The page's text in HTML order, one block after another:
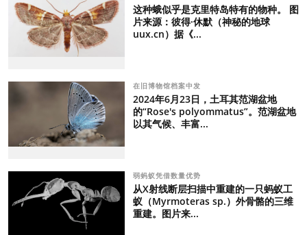
这种蛾似乎是克里特岛特有的物种。 图
片来源：彼得·休默（神秘的地球
uux.cn）据《...
在旧博物馆档案中发
2024年6月23日，土耳其范湖盆地
的“Rose's polyommatus”。范湖盆地
以其气候、丰富...
弱蚂蚁凭借数量优势
从X射线断层扫描中重建的一只蚂蚁工
蚁（Myrmoteras sp.）外骨骼的三维
重建。图片来...